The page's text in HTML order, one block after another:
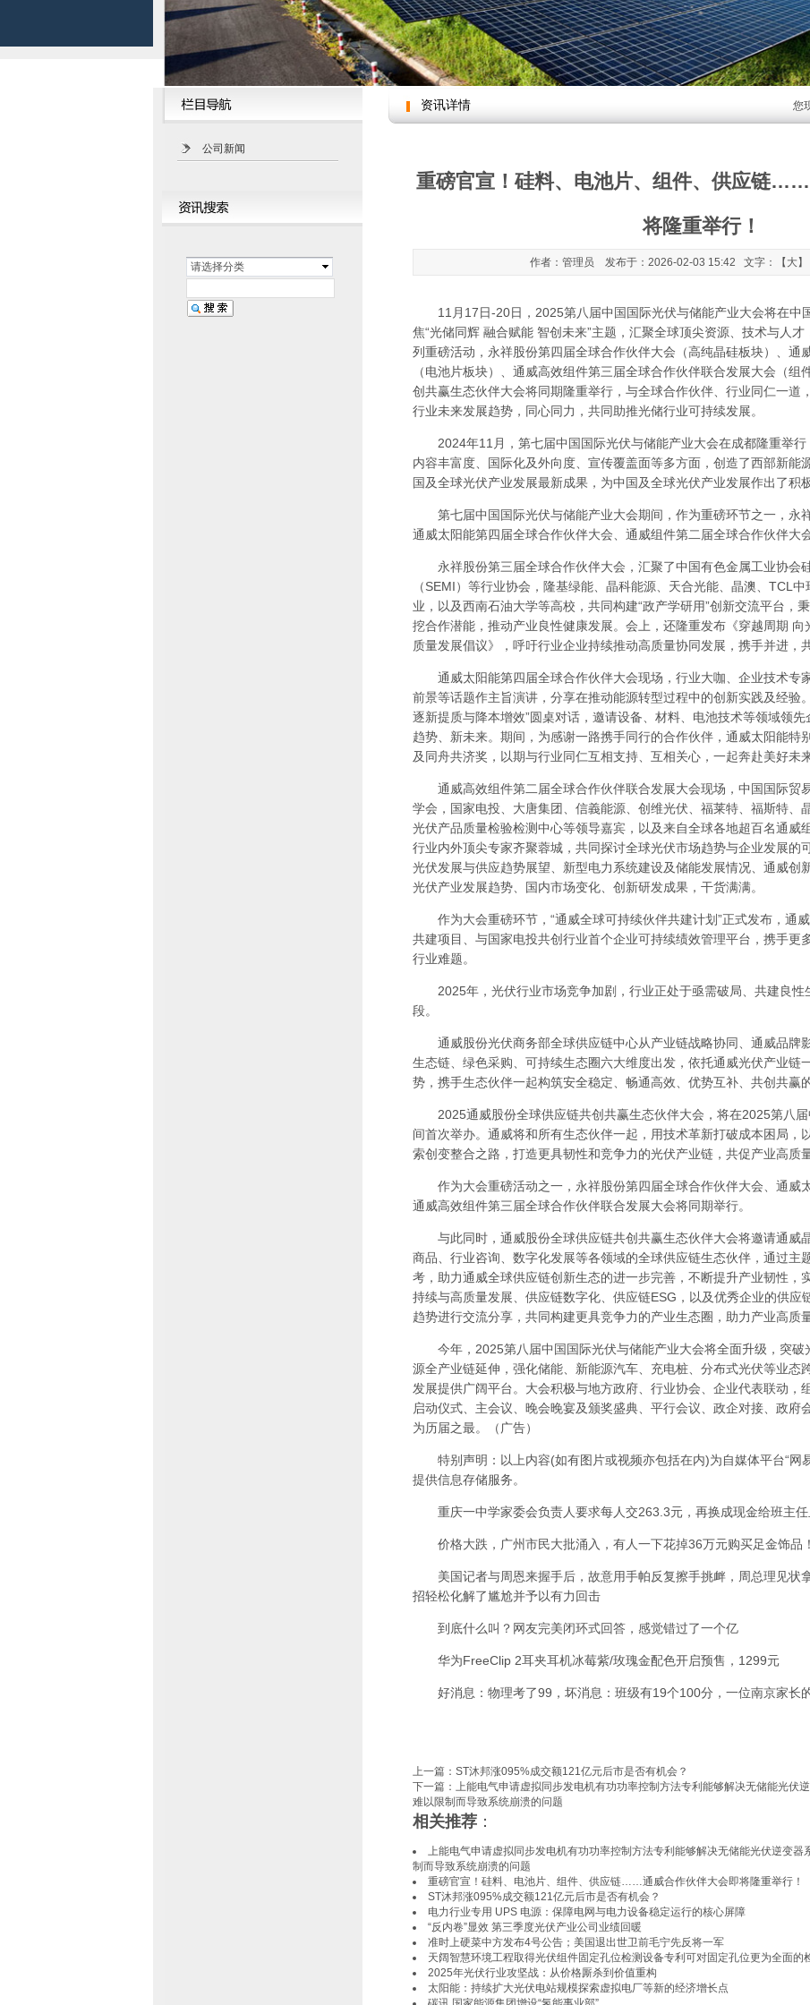
公司新闻
请选择分类
资讯详情 您
重磅官宣！硅料、电池片、组件、供应链
将隆重举行！
作者：管理员 发布于：2026-02-03 15:42 文字：【 大
11月17日-20日，2025第八届中国国际光伏与储能产业大会将在中
焦“光储同辉 融合赋能 智创未来”主题，汇聚全球顶尖资源、技术与人
列重磅活动，永祥股份第四届全球合作伙伴大会（高纯晶硅板块）、通
（电池片板块）、通威高效组件第三届全球合作伙伴联合发展大会（组
创共赢生态伙伴大会将同期隆重举行，与全球合作伙伴、行业同仁一道
行业未来发展趋势，同心同力，共同助推光储行业可持续发展。
2024年11月，第七届中国国际光伏与储能产业大会在成都隆重举行
内容丰富度、国际化及外向度、宣传覆盖面等多方面，创造了西部新能
国及全球光伏产业发展最新成果，为中国及全球光伏产业发展作出了积
第七届中国国际光伏与储能产业大会期间，作为重磅环节之一，永祥
通威太阳能第四届全球合作伙伴大会、通威组件第二届全球合作伙伴大
永祥股份第三届全球合作伙伴大会，汇聚了中国有色金属工业协会
（SEMI）等行业协会，隆基绿能、晶科能源、天合光能、晶澳、TCL
业，以及西南石油大学等高校，共同构建“政产学研用”创新交流平台，
挖合作潜能，推动产业良性健康发展。会上，还隆重发布《穿越周期
质量发展倡议》，呼吁行业企业持续推动高质量协同发展，携手并进，
通威太阳能第四届全球合作伙伴大会现场，行业大咖、企业技术专
前景等话题作主旨演讲，分享在推动能源转型过程中的创新实践及经
逐新提质与降本增效”圆桌对话，邀请设备、材料、电池技术等领域领
趋势、新未来。期间，为感谢一路携手同行的合作伙伴，通威太阳能特
及同舟共济奖，以期与行业同仁互相支持、互相关心，一起奔赴美好未来
通威高效组件第二届全球合作伙伴联合发展大会现场，中国国际贸
学会，国家电投、大唐集团、信義能源、创维光伏、福莱特、福斯特、
光伏产品质量检验检测中心等领导嘉宾，以及来自全球各地超百名通威
行业内外顶尖专家齐聚蓉城，共同探讨全球光伏市场趋势与企业发展的
光伏发展与供应趋势展望、新型电力系统建设及储能发展情况、通威创
光伏产业发展趋势、国内市场变化、创新研发成果，干货满满。
作为大会重磅环节，“通威全球可持续伙伴共建计划”正式发布，通
共建项目、与国家电投共创行业首个企业可持续绩效管理平台，携手更
行业难题。
2025年，光伏行业市场竞争加剧，行业正处于亟需破局、共建良性
段。
通威股份光伏商务部全球供应链中心从产业链战略协同、通威品牌
生态链、绿色采购、可持续生态圈六大维度出发，依托通威光伏产业链
势，携手生态伙伴一起构筑安全稳定、畅通高效、优势互补、共创共赢
2025通威股份全球供应链共创共赢生态伙伴大会，将在2025第八届
间首次举办。通威将和所有生态伙伴一起，用技术革新打破成本困局，
索创变整合之路，打造更具韧性和竞争力的光伏产业链，共促产业高质量
作为大会重磅活动之一，永祥股份第四届全球合作伙伴大会、通威太
通威高效组件第三届全球合作伙伴联合发展大会将同期举行。
与此同时，通威股份全球供应链共创共赢生态伙伴大会将邀请通威
商品、行业咨询、数字化发展等各领域的全球供应链生态伙伴，通过主
考，助力通威全球供应链创新生态的进一步完善，不断提升产业韧性，
持续与高质量发展、供应链数字化、供应链ESG，以及优秀企业的供应
趋势进行交流分享，共同构建更具竞争力的产业生态圈，助力产业高质
今年，2025第八届中国国际光伏与储能产业大会将全面升级，突破
源全产业链延伸，强化储能、新能源汽车、充电桩、分布式光伏等业态
发展提供广阔平台。大会积极与地方政府、行业协会、企业代表联动，
启动仪式、主会议、晚会晚宴及颁奖盛典、平行会议、政企对接、政府
为历届之最。（广告）
特别声明：以上内容(如有图片或视频亦包括在内)为自媒体平台“网
提供信息存储服务。
重庆一中学家委会负责人要求每人交263.3元，再换成现金给班主任
价格大跌，广州市民大批涌入，有人一下花掉36万元购买足金饰品
美国记者与周恩来握手后，故意用手帕反复擦手挑衅，周总理见状
招轻松化解了尴尬并予以有力回击
到底什么叫？网友完美闭环式回答，感觉错过了一个亿
华为FreeClip 2耳夹耳机冰莓紫/玫瑰金配色开启预售，1299元
好消息：物理考了99，坏消息：班级有19个100分，一位南京家长
上一篇： ST沐邦涨095%成交额121亿元后市是否有机会？
下一篇： 上能电气申请虚拟同步发电机有功功率控制方法专利能够解决无储能光伏
难以限制而导致系统崩溃的问题
相关推荐 ：
上能电气申请虚拟同步发电机有功功率控制方法专利能够解决无储能光伏逆变器
制而导致系统崩溃的问题
重磅官宣！硅料、电池片、组件、供应链……通威合作伙伴大会即将隆重举行！
ST沐邦涨095%成交额121亿元后市是否有机会？
电力行业专用 UPS 电源：保障电网与电力设备稳定运行的核心屏障
“反内卷”显效 第三季度光伏产业公司业绩回暖
准时上硬菜中方发布4号公告；美国退出世卫前毛宁先反将一军
天阔智慧环境工程取得光伏组件固定孔位检测设备专利可对固定孔位更为全面的
2025年光伏行业攻坚战：从价格厮杀到价值重构
太阳能：持续扩大光伏电站规模探索虚拟电厂等新的经济增长点